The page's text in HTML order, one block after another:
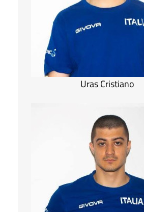
Uras Cristiano